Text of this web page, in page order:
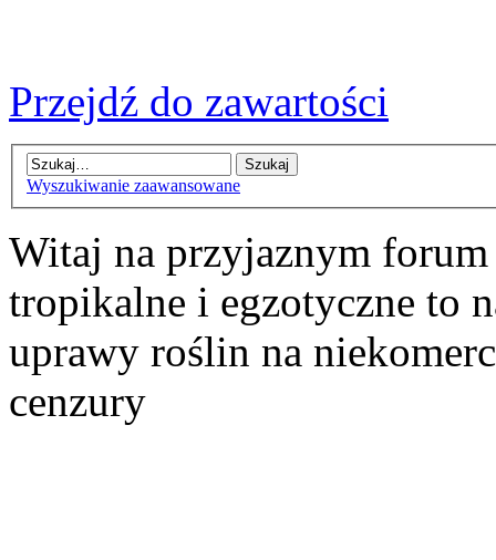
Przejdź do zawartości
Wyszukiwanie zaawansowane
Witaj na przyjaznym
tropikalne i egzotyczne to
uprawy roślin na
cenzury